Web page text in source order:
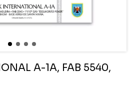
A-1A, FAB 5540,